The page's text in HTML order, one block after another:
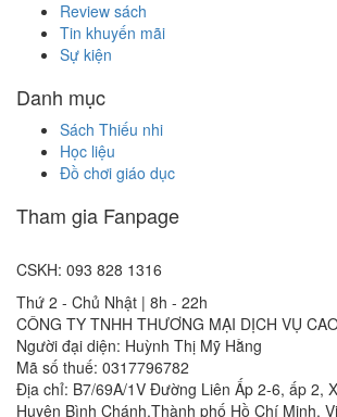
Review sách
Tin khuyến mãi
Sự kiện
Danh mục
Sách Thiếu nhi
Học liệu
Đồ chơi giáo dục
Tham gia Fanpage
CSKH: 093 828 1316
Thứ 2 - Chủ Nhật | 8h - 22h
CÔNG TY TNHH THƯƠNG MẠI DỊCH VỤ
Người đại diện: Huỳnh Thị Mỹ Hằng
Mã số thuế: 0317796782
Địa chỉ: B7/69A/1V Đường Liên Ấp 2-6, ấp 2,
Huyện Bình Chánh,Thành phố Hồ Chí Minh,